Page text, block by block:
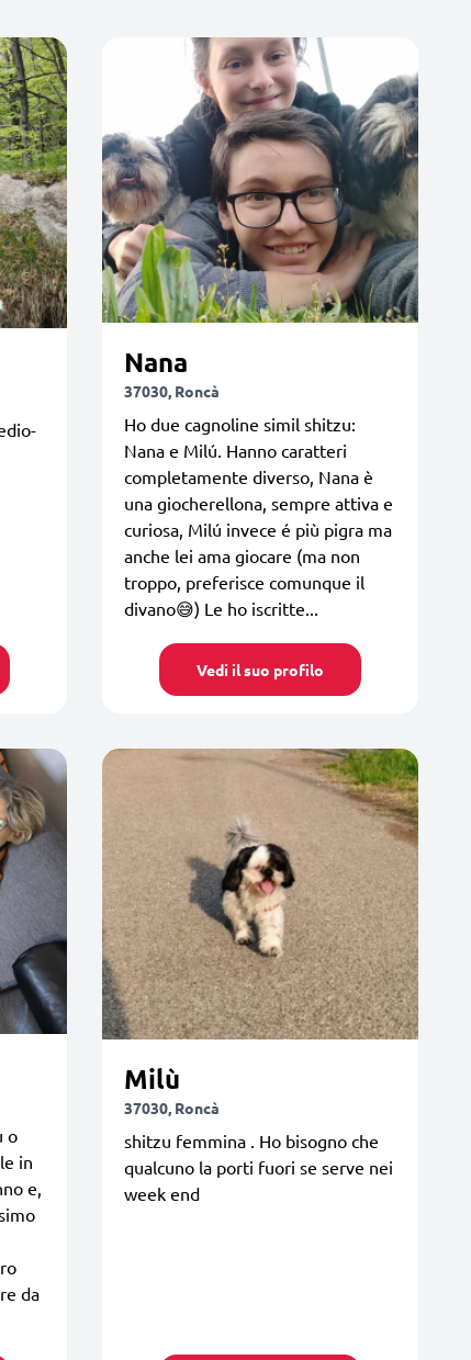
Nana
37030, Roncà
Ho due cagnoline simil shitzu:
Nana e Milú. Hanno caratteri
completamente diverso, Nana è
una giocherellona, sempre attiva e
curiosa, Milú invece é più pigra ma
anche lei ama giocare (ma non
troppo, preferisce comunque il
divano😅) Le ho iscritte...
Vedi il suo profilo
o
in
e,
da
Milù
37030, Roncà
shitzu femmina . Ho bisogno che
qualcuno la porti fuori se serve nei
week end